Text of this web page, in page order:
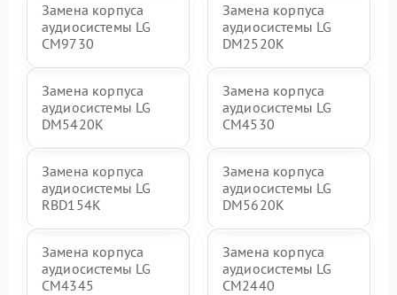
Замена корпуса
аудиосистемы LG
CM9730
Замена корпуса
аудиосистемы LG
DM2520K
Замена корпуса
аудиосистемы LG
DM5420K
Замена корпуса
аудиосистемы LG
CM4530
Замена корпуса
аудиосистемы LG
RBD154K
Замена корпуса
аудиосистемы LG
DM5620K
Замена корпуса
аудиосистемы LG
CM4345
Замена корпуса
аудиосистемы LG
CM2440